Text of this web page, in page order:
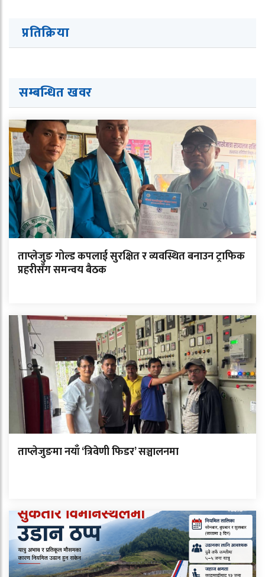
प्रतिक्रिया
सम्बन्धित खवर
ताप्लेजुङ गोल्ड कपलाई सुरक्षित र व्यवस्थित बनाउन ट्राफिक
प्रहरीसँग समन्वय बैठक
ताप्लेजुङमा नयाँ ‘त्रिवेणी फिडर’ सञ्चालनमा